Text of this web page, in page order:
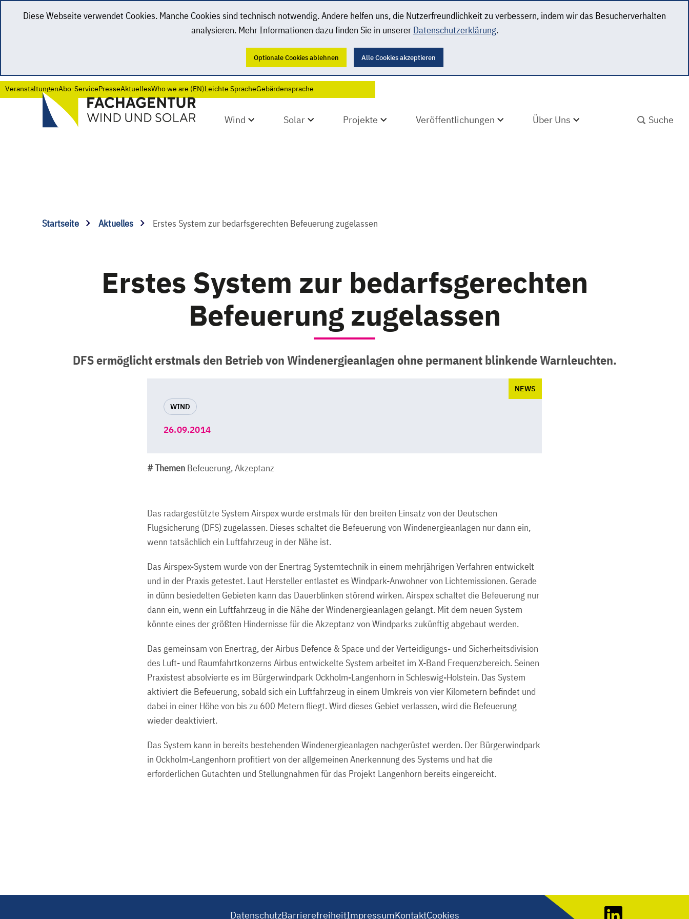
Diese Webseite verwendet Cookies. Manche Cookies sind technisch notwendig. Andere helfen uns, die Nutzerfreundlichkeit zu verbessern, indem wir das Besucherverhalten
analysieren. Mehr Informationen dazu finden Sie in unserer Datenschutzerklärung.
Optionale Cookies ablehnen Alle Cookies akzeptieren
VeranstaltungenAbo-ServicePresseAktuellesWho we are (EN)Leichte SpracheGebärdensprache
Wind Solar Projekte Veröffentlichungen Über Uns
Startseite Aktuelles Erstes System zur bedarfsgerechten Befeuerung zugelassen
Erstes System zur bedarfsgerechten
Befeuerung zugelassen
DFS ermöglicht erstmals den Betrieb von Windenergieanlagen ohne permanent blinkende Warnleuchten.
WIND
NEWS
26.09.2014
# Themen Befeuerung, Akzeptanz
Das radargestützte System Airspex wurde erstmals für den breiten Einsatz von der Deutschen
Flugsicherung (DFS) zugelassen. Dieses schaltet die Befeuerung von Windenergieanlagen nur dann ein,
wenn tatsächlich ein Luftfahrzeug in der Nähe ist.
Das Airspex-System wurde von der Enertrag Systemtechnik in einem mehrjährigen Verfahren entwickelt
und in der Praxis getestet. Laut Hersteller entlastet es Windpark-Anwohner von Lichtemissionen. Gerade
in dünn besiedelten Gebieten kann das Dauerblinken störend wirken. Airspex schaltet die Befeuerung nur
dann ein, wenn ein Luftfahrzeug in die Nähe der Windenergieanlagen gelangt. Mit dem neuen System
könnte eines der größten Hindernisse für die Akzeptanz von Windparks zukünftig abgebaut werden.
Das gemeinsam von Enertrag, der Airbus Defence & Space und der Verteidigungs- und Sicherheitsdivision
des Luft- und Raumfahrtkonzerns Airbus entwickelte System arbeitet im X-Band Frequenzbereich. Seinen
Praxistest absolvierte es im Bürgerwindpark Ockholm-Langenhorn in Schleswig-Holstein. Das System
aktiviert die Befeuerung, sobald sich ein Luftfahrzeug in einem Umkreis von vier Kilometern befindet und
dabei in einer Höhe von bis zu 600 Metern fliegt. Wird dieses Gebiet verlassen, wird die Befeuerung
wieder deaktiviert.
Das System kann in bereits bestehenden Windenergieanlagen nachgerüstet werden. Der Bürgerwindpark
in Ockholm-Langenhorn profitiert von der allgemeinen Anerkennung des Systems und hat die
erforderlichen Gutachten und Stellungnahmen für das Projekt Langenhorn bereits eingereicht.
DatenschutzBarrierefreiheitImpressumKontaktCookies